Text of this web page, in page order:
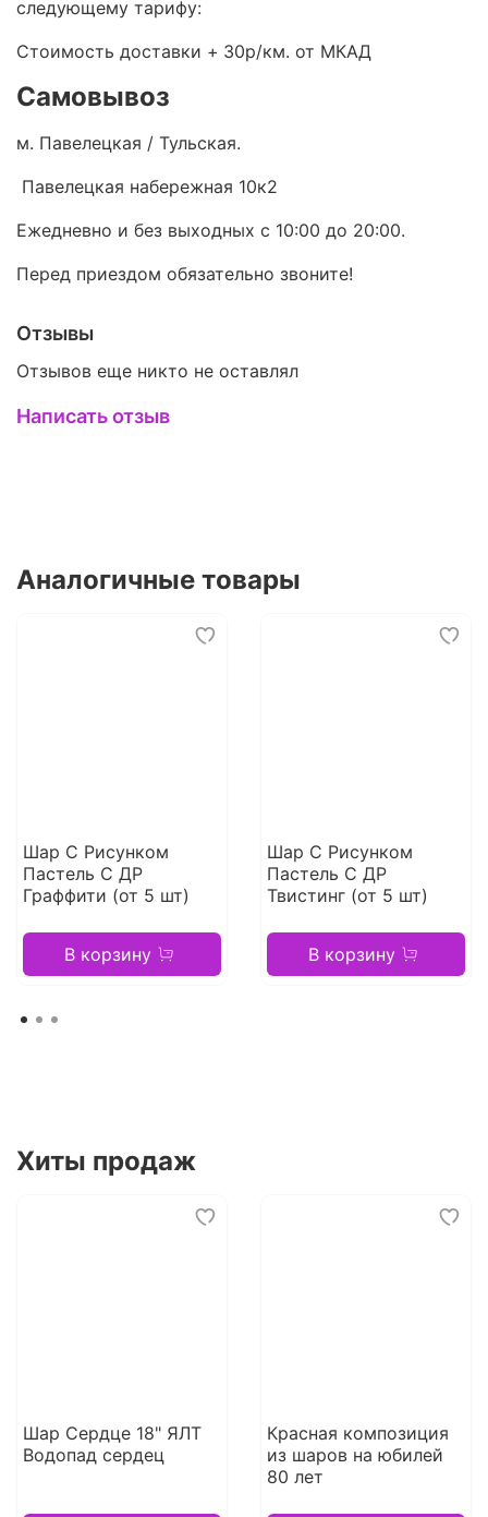
следующему тарифу:
Стоимость доставки + 30р/км. от МКАД
Самовывоз
м. Павелецкая / Тульская.
Павелецкая набережная 10к2
Ежедневно и без выходных с 10:00 до 20:00.
Перед приездом обязательно звоните!
Отзывы
Отзывов еще никто не оставлял
Написать отзыв
Аналогичные товары
Шар С Рисунком
Пастель С ДР
Граффити (от 5 шт)
В корзину
Шар С Рисунком
Пастель С ДР
Твистинг (от 5 шт)
В корзину
Хиты продаж
Шар Сердце 18" ЯЛТ
Водопад сердец
Красная композиция
из шаров на юбилей
80 лет